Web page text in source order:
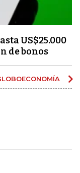
US$25.000
de bonos